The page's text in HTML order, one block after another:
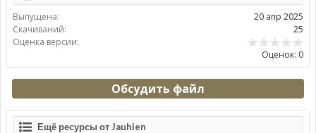
Выпущена:
20 апр 2025
Скачиваний:
25
Оценка версии:
Оценок: 0
Обсудить файл
Ещё ресурсы от Jauhien